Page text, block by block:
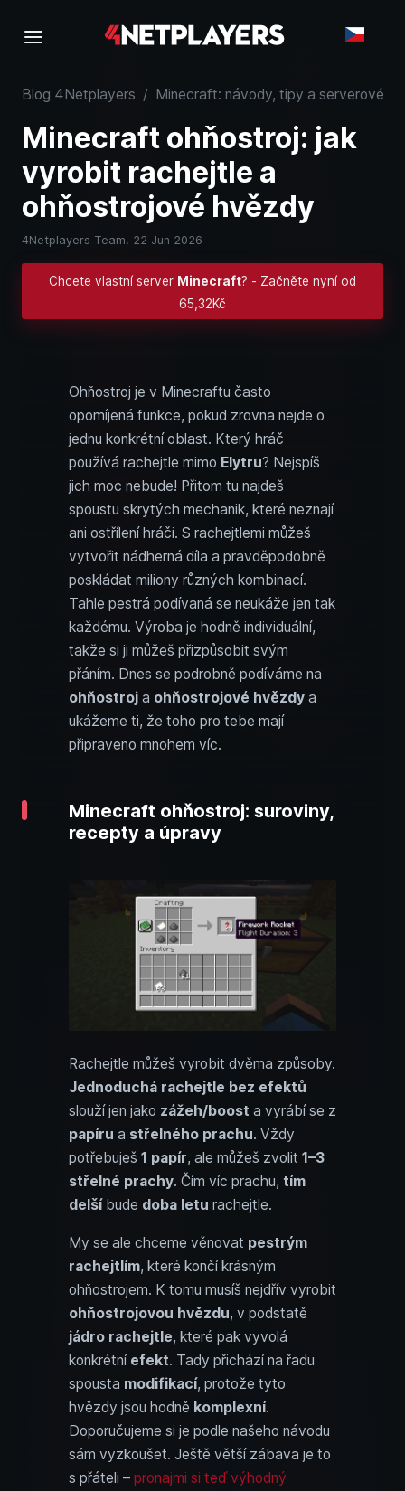
Blog 4Netplayers / Minecraft: návody, tipy a serverové
Minecraft ohňostroj: jak
vyrobit rachejtle a
ohňostrojové hvězdy
4Netplayers Team, 22 Jun 2026
Chcete vlastní server Minecraft? - Začněte nyní od
65,32Kč
Ohňostroj je v Minecraftu často
opomíjená funkce, pokud zrovna nejde o
jednu konkrétní oblast. Který hráč
používá rachejtle mimo Elytru? Nejspíš
jich moc nebude! Přitom tu najdeš
spoustu skrytých mechanik, které neznají
ani ostřílení hráči. S rachejtlemi můžeš
vytvořit nádherná díla a pravděpodobně
poskládat miliony různých kombinací.
Tahle pestrá podívaná se neukáže jen tak
každému. Výroba je hodně individuální,
takže si ji můžeš přizpůsobit svým
přáním. Dnes se podrobně podíváme na
ohňostroj a ohňostrojové hvězdy a
ukážeme ti, že toho pro tebe mají
připraveno mnohem víc.
Minecraft ohňostroj: suroviny,
recepty a úpravy
Rachejtle můžeš vyrobit dvěma způsoby.
Jednoduchá rachejtle bez efektů
slouží jen jako zážeh/boost a vyrábí se z
papíru a střelného prachu. Vždy
potřebuješ 1 papír, ale můžeš zvolit 1–3
střelné prachy. Čím víc prachu, tím
delšíbude doba letu rachejtle.
My se ale chceme věnovat pestrým
rachejtlím, které končí krásným
ohňostrojem. K tomu musíš nejdřív vyrobit
ohňostrojovou hvězdu, v podstatě
jádro rachejtle, které pak vyvolá
konkrétní efekt. Tady přichází na řadu
spousta modifikací, protože tyto
hvězdy jsou hodně komplexní.
Doporučujeme si je podle našeho návodu
sám vyzkoušet. Ještě větší zábava je to
s přáteli – pronajmi si teď výhodný